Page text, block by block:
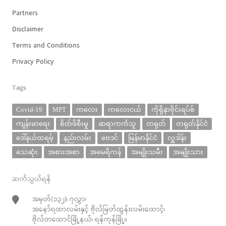
Partners
Disclaimer
Terms and Conditions
Privacy Policy
Tags
Covid-19 MPT ကလေး ကလေးငယ်
ကိုရိုနာဗိုင်းရပ်စ်
ကျန်းမာရေး
စိတ်ဖိစီးမှု ဆရာကင်္ကသူ တရုတ်
တရုတ်နိုင်ငံ
ဒေါ်နယ်ထရမ့်
နည်းလမ်း ဗေဒင် မြန်မာနိုင်ငံ
လှူဒါန်း
သေဆုံး
အစားအစာ အမေရိကန် အမျိုးသမီး အမျိုးသား
ဆက်သွယ်ရန်
အမှတ်(၁၃၂)၊ ၇လွှာ၊
အနော်ရထာလမ်းနှင့် ဗိုလ်မြတ်ထွန်းလမ်းထောင့်၊
ဗိုလ်တထောင်မြို့နယ်၊ ရန်ကုန်မြို့။